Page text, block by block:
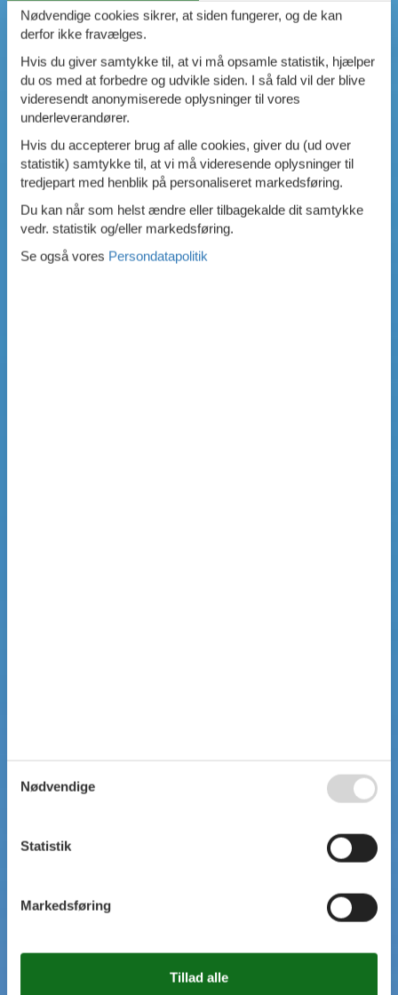
Nødvendige cookies sikrer, at siden fungerer, og de kan
derfor ikke fravælges.
Hvis du giver samtykke til, at vi må opsamle statistik, hjælper
du os med at forbedre og udvikle siden. I så fald vil der blive
videresendt anonymiserede oplysninger til vores
underleverandører.
Hvis du accepterer brug af alle cookies, giver du (ud over
statistik) samtykke til, at vi må videresende oplysninger til
tredjepart med henblik på personaliseret markedsføring.
Du kan når som helst ændre eller tilbagekalde dit samtykke
vedr. statistik og/eller markedsføring.
Se også vores Persondatapolitik
Nødvendige
Statistik
Markedsføring